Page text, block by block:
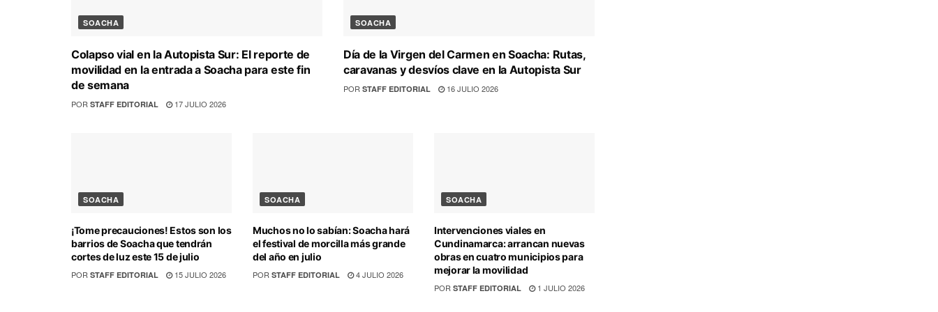
SOACHA
Colapso vial en la Autopista Sur: El reporte de
movilidad en la entrada a Soacha para este fin
de semana
POR STAFF EDITORIAL 17 JULIO 2026
SOACHA
Día de la Virgen del Carmen en Soacha: Rutas,
caravanas y desvíos clave en la Autopista Sur
POR STAFF EDITORIAL 16 JULIO 2026
SOACHA
¡Tome precauciones! Estos son los
barrios de Soacha que tendrán
cortes de luz este 15 de julio
POR STAFF EDITORIAL 15 JULIO 2026
SOACHA
Muchos no lo sabían: Soacha hará
el festival de morcilla más grande
del año en julio
POR STAFF EDITORIAL 4 JULIO 2026
SOACHA
Intervenciones viales en
Cundinamarca: arrancan nuevas
obras en cuatro municipios para
mejorar la movilidad
POR STAFF EDITORIAL 1 JULIO 2026